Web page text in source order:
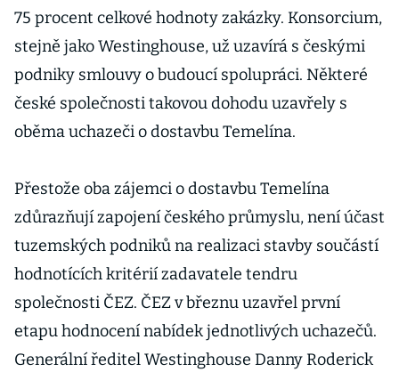
75 procent celkové hodnoty zakázky. Konsorcium,
stejně jako Westinghouse, už uzavírá s českými
podniky smlouvy o budoucí spolupráci. Některé
české společnosti takovou dohodu uzavřely s
oběma uchazeči o dostavbu Temelína.
Přestože oba zájemci o dostavbu Temelína
zdůrazňují zapojení českého průmyslu, není účast
tuzemských podniků na realizaci stavby součástí
hodnotících kritérií zadavatele tendru
společnosti ČEZ. ČEZ v březnu uzavřel první
etapu hodnocení nabídek jednotlivých uchazečů.
Generální ředitel Westinghouse Danny Roderick